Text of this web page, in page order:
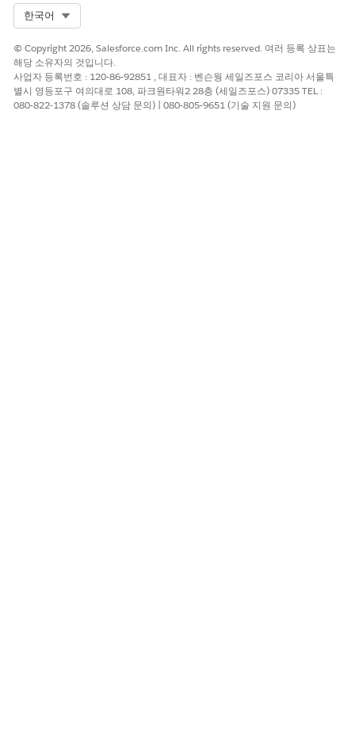
그런 다음,Salesforce Go를 사용하여 CMDB 구성
CMDB 설정을 완료할 수 있습니다. Salesforce Go에서 CMDB 기
능, 검색 옵션을 활성화하고 데이터 모집단 규칙을 구성할 수 있습
니다. 프로비저닝은 환경을 준비합니다. Salesforce Go는 CMDB 작
한국어
© Copyright 2026, Salesforce.com Inc. All rights reserved. 여러 등록 상표는
해당 소유자의 것입니다.
사업자 등록번호 : 120-86-92851 , 대표자 : 벤슨웡 세일즈포스 코리아 서울특
별시 영등포구 여의대로 108, 파크원타워2 28층 (세일즈포스) 07335 TEL :
080-822-1378 (솔루션 상담 문의) | 080-805-9651 (기술 지원 문의)